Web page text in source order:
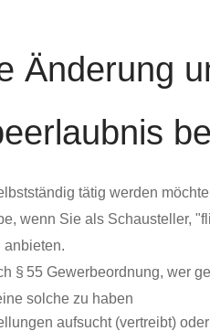
Änderung
tätig werden
wenn Sie als Schausteller,
anbieten.
§ 55 Gewerbeordnung, wer
solche zu haben
aufsucht (vertreibt)